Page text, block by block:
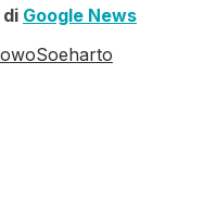
Google News
Soeharto